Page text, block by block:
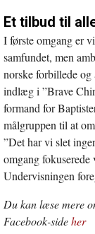
Et tilbud til
I første omgang er
samfundet, men
norske forbillede og
indlæg i ”Brave
formand for
målgruppen til at
”Det har vi slet
omgang fokuserede
Undervisningen
Du kan læse mere
Facebook-sideher